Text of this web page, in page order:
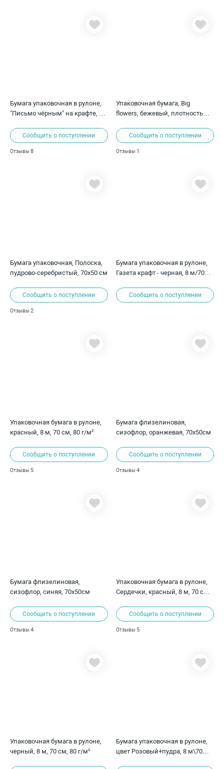
Бумага упаковочная в рулоне,
"Письмо чёрным" на крафте, 8
Сообщить о поступлении
Отзывы 8
Упаковочная бумага, Big
flowers, бежевый, плотность
Сообщить о поступлении
Отзывы 1
Бумага упаковочная, Полоска,
пудрово-серебристый, 70х50 см
Сообщить о поступлении
Отзывы 2
Бумага упаковочная в рулоне,
Газета крафт - черная, 8 м/70
Сообщить о поступлении
Упаковочная бумага в рулоне,
красный, 8 м, 70 см, 80 г/м²
Сообщить о поступлении
Отзывы 5
Бумага флизелиновая,
сизофлор, оранжевая, 70х50см
Сообщить о поступлении
Отзывы4
Бумага флизелиновая,
сизофлор, синяя, 70х50см
Сообщить о поступлении
Отзывы 4
Упаковочная бумага в рулоне,
Сердечки, красный, 8 м, 70 см,
Сообщить о поступлении
Отзывы 5
Упаковочная бумага в рулоне,
черный, 8 м, 70 см, 80 г/м²
Бумага упаковочная в рулоне,
цвет Розовый+пудра, 8 м\70